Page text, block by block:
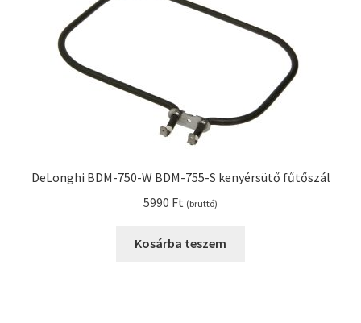
DeLonghi BDM-750-W BDM-755-S kenyérsütő fűtőszál
5990 Ft (bruttó)
Kosárba teszem